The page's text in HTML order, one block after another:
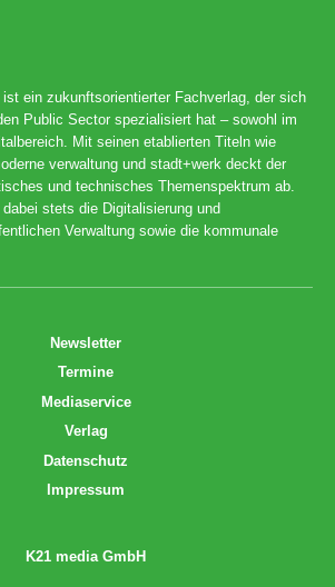
ein zukunftsorientierter Fachverlag, der sich
Public Sector spezialisiert hat – sowohl im
Mit seinen etablierten Titeln wie
verwaltung und stadt+werk deckt der
und technisches Themenspektrum ab.
stets die Digitalisierung und
Verwaltung sowie die kommunale
Newsletter
Termine
Mediaservice
Verlag
Datenschutz
Impressum
K21 media GmbH